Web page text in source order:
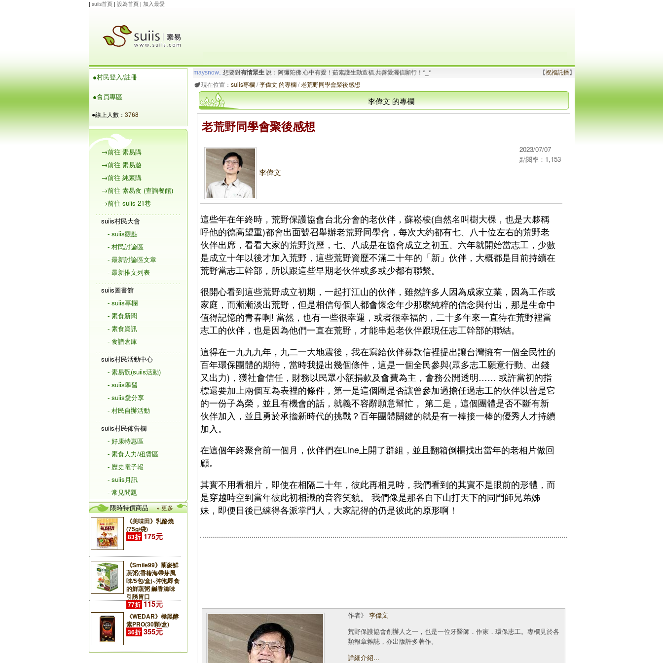
| suiis首頁| 設為首頁| 加入最愛
●村民登入/註冊
●會員專區
●線上人數： 3768
→前往 素易購
→前往 素易遊
→前往 純素購
→前往 素易食 (查詢餐館)
→前往 suiis 21巷
suiis村民大會
- suiis觀點
- 村民討論區
- 最新討論區文章
- 最新推文列表
suiis圖書館
- suiis專欄
- 素食新聞
- 素食資訊
- 食譜倉庫
suiis村民活動中心
- 素易翫(suiis活動)
- suiis學習
- suiis愛分享
- 村民自辦活動
suiis村民佈告欄
- 好康特惠區
- 素食人力/租賃區
- 歷史電子報
- suiis月訊
- 常見問題
限時特價商品
» 更多
《美味田》乳酪燒
(75g/袋)
83折 175元
《Smile99》藜麥鮮
蔬粥(香椿海帶芽風
味/5包/盒)~沖泡即食
的鮮蔬粥 鹹香滋味
引誘胃口
77折 115元
《WEDAR》極黑酵
素PRO(30顆/盒)
36折 355元
maysnow...想要對有情眾生 說：阿彌陀佛.心中有愛！茹素護生勤造福.共善愛灑信願行！*_*
玲瓏虹想要對 有情眾生說：阿彌陀佛.心寬念純！時時心有法喜.念念不離禪悅!.^Q^..
【祝福託播】
現在位置： suiis專欄/李偉文 的專欄/老荒野同學會聚後感想
李偉文 的專欄
老荒野同學會聚後感想
李偉文
2023/07/07
點閱率：1,153
這些年在年終時，荒野保護協會台北分會的老伙伴，蘇崧棱(自然名叫樹大棵，也是大夥稱
呼他的德高望重)都會出面號召舉辦老荒野同學會，每次大約都有七、八十位左右的荒野老
伙伴出席，看看大家的荒野資歷，七、八成是在協會成立之初五、六年就開始當志工，少數
是成立十年以後才加入荒野，這些荒野資歷不滿二十年的「新」伙伴，大概都是目前持續在
荒野當志工幹部，所以跟這些早期老伙伴或多或少都有聯繫。
很開心看到這些荒野成立初期，一起打江山的伙伴，雖然許多人因為成家立業，因為工作或
家庭，而漸漸淡出荒野，但是相信每個人都會懷念年少那麼純粹的信念與付出，那是生命中
值得記憶的青春啊! 當然，也有一些很幸運，或者很幸福的，二十多年來一直待在荒野裡當
志工的伙伴，也是因為他們一直在荒野，才能串起老伙伴跟現任志工幹部的聯結。
這得在一九九九年，九二一大地震後，我在寫給伙伴募款信裡提出讓台灣擁有一個全民性的
百年環保團體的期待，當時我提出幾個條件，這是一個全民參與(眾多志工願意行動、出錢
又出力)，獲社會信任，財務以民眾小額捐款及會費為主，會務公開透明…… 或許當初的指
標還要加上兩個互為表裡的條件，第一是這個團是否讓曾參加過擔任過志工的伙伴以曾是它
的一份子為榮，並且有機會的話，就義不容辭願意幫忙， 第二是，這個團體是否不斷有新
伙伴加入，並且勇於承擔新時代的挑戰？百年團體關鍵的就是有一棒接一棒的優秀人才持續
加入。
在這個年終聚會前一個月，伙伴們在Line上開了群組，並且翻箱倒櫃找出當年的老相片做回
顧。
其實不用看相片，即使在相隔二十年，彼此再相見時，我們看到的其實不是眼前的形體，而
是穿越時空到當年彼此初相識的音容笑貌。 我們像是那各自下山打天下的同門師兄弟姊
妹，即便日後已練得各派掌門人，大家記得的仍是彼此的原形啊！
作者》 李偉文
荒野保護協會創辦人之一，也是一位牙醫師．作家．環保志工。專欄見於各
類報章雜誌，亦出版許多著作。
詳細介紹...